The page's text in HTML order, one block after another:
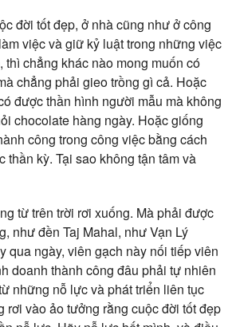
đời tốt đẹp, ở nhà cũng như ở công
việc và giữ kỷ luật trong những việc
thì chẳng khác nào mong muốn có
chẳng phải gieo trồng gì cả. Hoặc
được thần hình người mẫu mà không
chocolate hàng ngày. Hoặc giống
công trong công việc bằng cách
thần kỳ. Tại sao không tận tâm và
từ trên trời rơi xuống. Mà phải được
như đền Taj Mahal, như Vạn Lý
qua ngày, viên gạch này nối tiếp viên
doanh thành công đâu phải tự nhiên
những nỗ lực và phát triển liên tục
vào ảo tưởng rằng cuộc đời tốt đẹp